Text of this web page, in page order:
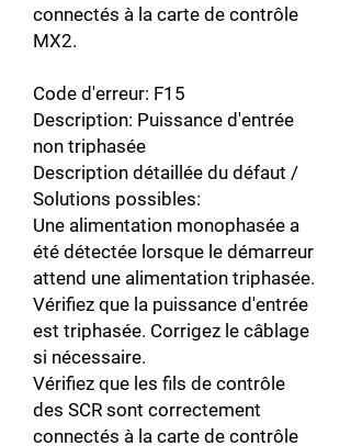
connectés à la carte de contrôle
MX2.
Code d'erreur: F15
Description: Puissance d'entrée
non triphasée
Description détaillée du défaut /
Solutions possibles:
Une alimentation monophasée a
été détectée lorsque le démarreur
attend une alimentation triphasée.
Vérifiez que la puissance d'entrée
est triphasée. Corrigez le câblage
si nécessaire.
Vérifiez que les fils de contrôle
des SCR sont correctement
connectés à la carte de contrôle